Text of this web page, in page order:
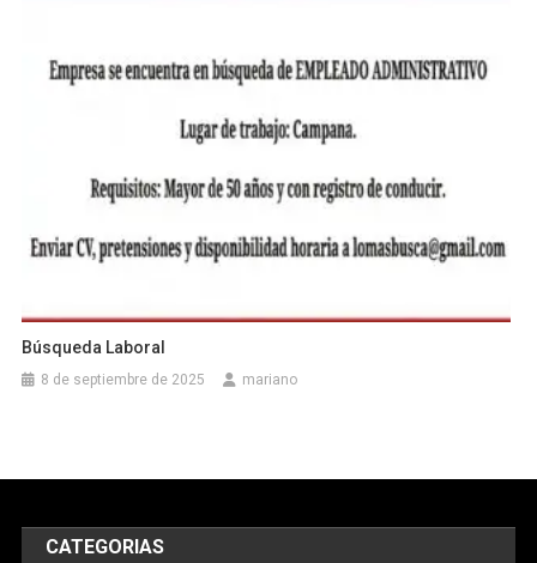
Búsqueda Laboral
8 de septiembre de 2025 mariano
CATEGORIAS